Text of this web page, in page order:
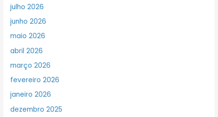
julho 2026
junho 2026
maio 2026
abril 2026
março 2026
fevereiro 2026
janeiro 2026
dezembro 2025